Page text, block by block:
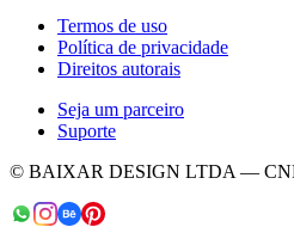
Termos de uso
Política de privacidade
Direitos autorais
Seja um parceiro
Suporte
© BAIXAR DESIGN LTDA —